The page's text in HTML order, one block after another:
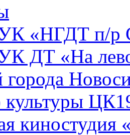
«НГДТ п/р
ДТ «На
культуры
киностудия